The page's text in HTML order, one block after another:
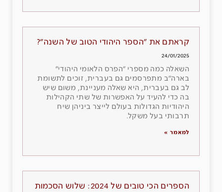
קראתם את ״הספר היהודי הטוב של השנה״?
24/01/2025
השאלה כמה מספרי ״הפרס הלאומי היהודי״
בארה״ב מתפרסמים גם בעברית, זוכים לתשומת
לב גם בעברית, היא שאלה מעניינת, משום שיש
בה כדי להעיד על האפשרות של שתי הקהילות
היהודיות הגדולות בעולם לייצר ביניהן שיח
תרבותי בעל משקל.
למאמר »
הספרים הכי טובים של 2024: שלוש הסכמות